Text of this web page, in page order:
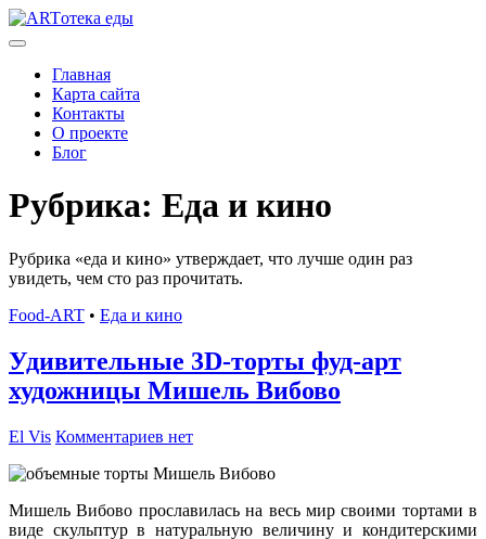
Главная
Карта сайта
Контакты
О проекте
Блог
Рубрика: Еда и кино
Рубрика «еда и кино» утверждает, что лучше один раз
увидеть, чем сто раз прочитать.
Food-ART • Еда и кино
Удивительные 3D-торты фуд-арт
художницы Мишель Вибово
El Vis Комментариев нет
Мишель Вибово прославилась на весь мир своими тортами в
виде скульптур в натуральную величину и кондитерскими